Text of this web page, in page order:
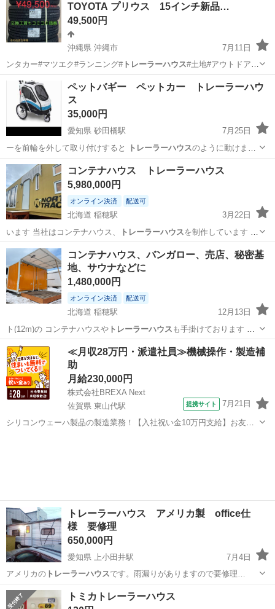
TOYOTA プリウス 15インチ新品…
49,500円
沖縄県 沖縄市
7月11日
ンタカー#マツエク#ランニング#トレーラーハウス#土地#アウトドア#
プレハブ#自…
沖縄 沖縄市 タイヤ、ホイール タイヤ
ペットバギー ペットカー トレーラーハウ
ス
35,000円
愛知県 砂田橋駅
7月25日
ーを前輪を外して取り付けすると
トレーラーハウスのように動けま
す。 ビーグルが…
愛知 名古屋市 砂田橋駅 その他 トレーラーハウス
コンテナハウス トレーラーハウス
5,980,000円
オンライン決済 配送可
北海道 稲穂駅
3月22日
います 当社はコンテナハウス、
トレーラーハウスを制作しています 全
長12メート…
北海道 札幌市 稲穂駅 その他 トレーラーハウス
コンテナハウス、バンガロー、売店、秘密基
地、サウナなどに
1,480,000円
オンライン決済 配送可
北海道 稲穂駅
12月13日
ト(12m)の コンテナハウスやトレーラーハウス も手掛けております モ
デルハウ…
北海道 札幌市 稲穂駅 その他 コンテナ
≪月収28万円・派遣社員≫機械操作・製造補
助
月給230,000円
株式会社BREXA Next
佐賀県 東山代駅
提携サイト 7月21日
シリコンウェーハ製品の製造業務！【入社祝い金10万円支給】お友達
トレーラーハウス アメリカ製 office仕
様 要修理
650,000円
愛知県 上小田井駅
7月4日
アメリカのトレーラーハウスです。雨漏りがありますので要修理…
愛知 名古屋市 上小田井駅 その他
トミカトレーラーハウス